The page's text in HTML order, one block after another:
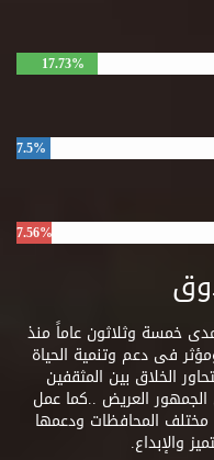
17.73%
7.5%
7.56%
خمسة وثلاثون عاماً منذ
فعال ومؤثر فى دعم وتنمية الحياة
الخلاق بين المثقفين
العريض ..كما عمل
المحافظات ودعمها
والإبداع.